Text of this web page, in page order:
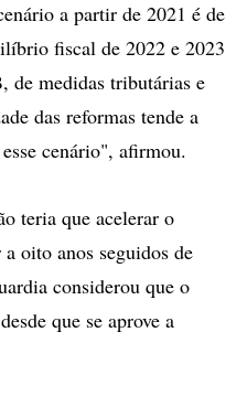
a partir de 2021 é de
fiscal de 2022 e 2023
de medidas tributárias e
das reformas tende a
cenário", afirmou.
teria que acelerar o
oito anos seguidos de
considerou que o
que se aprove a